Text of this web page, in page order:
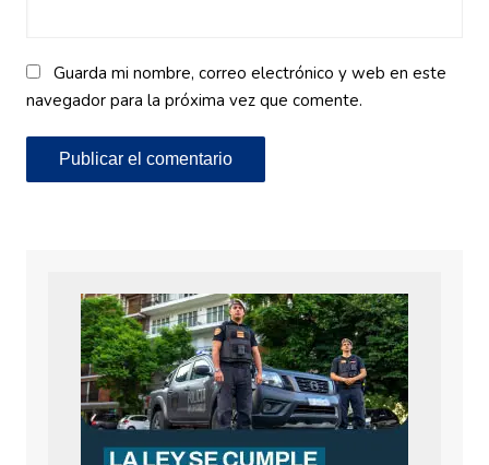
Guarda mi nombre, correo electrónico y web en este
navegador para la próxima vez que comente.